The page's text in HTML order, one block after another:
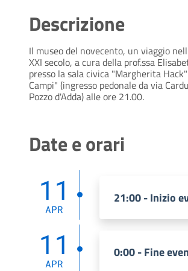
Descrizione
Il museo del novecento, un viaggio
XXI secolo, a cura della prof.ssa
presso la sala civica "Margherita
Campi" (ingresso pedonale da via
Pozzo d'Adda) alle ore 21.00.
Date e orari
11
APR
21:00 - Inizio
11
APR
0:00 - Fine